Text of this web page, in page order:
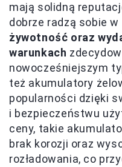
mają solidną
dobrze radzą sobie
żywotność oraz
warunkach
nowocześniejszym
też akumulatory
popularności dzięki
i bezpieczeństwu
ceny, takie
brak korozji oraz
rozładowania, co